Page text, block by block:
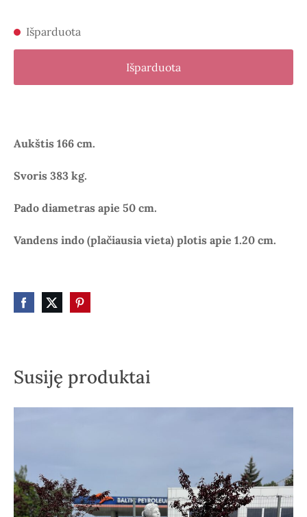
Išparduota
Išparduota
Aukštis 166 cm.
Svoris 383 kg.
Pado diametras apie 50 cm.
Vandens indo (plačiausia vieta) plotis apie 1.20 cm.
Susiję produktai